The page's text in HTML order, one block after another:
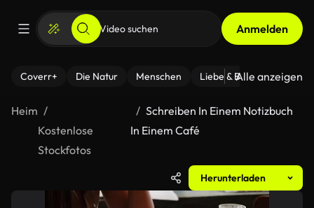
Anmelden
Coverr+ Die Natur Menschen Liebe & Beziehungen
Alle anzeigen
Heim
Kostenlose
Stockfotos
Schreiben In Einem Notizbuch
In Einem Café
Herunterladen